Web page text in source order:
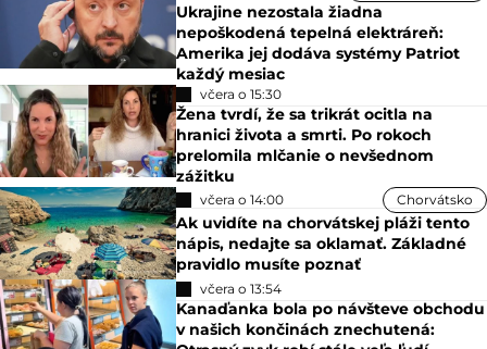
Ukrajine nezostala žiadna
nepoškodená tepelná elektráreň:
Amerika jej dodáva systémy Patriot
každý mesiac
včera o 15:30
Žena tvrdí, že sa trikrát ocitla na
hranici života a smrti. Po rokoch
prelomila mlčanie o nevšednom
zážitku
včera o 14:00 Chorvátsko
Ak uvidíte na chorvátskej pláži tento
nápis, nedajte sa oklamať. Základné
pravidlo musíte poznať
včera o 13:54
Kanaďanka bola po návšteve obchodu
v našich končinách znechutená: